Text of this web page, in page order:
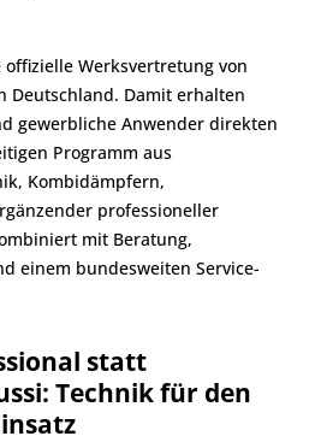
Werksvertretung von
Deutschland. Damit erhalten
gewerbliche Anwender direkten
Programm aus
Kombidämpfern,
professioneller
mit Beratung,
einem bundesweiten Service-
statt
Technik für den